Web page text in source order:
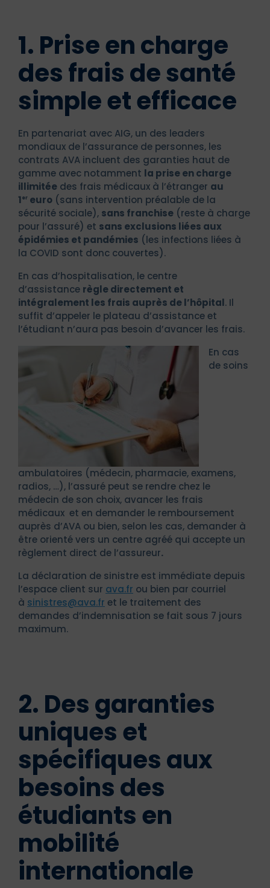
1. Prise en charge
des frais de santé
simple et efficace
En partenariat avec AIG, un des leaders
mondiaux de l’assurance de personnes, les
contrats AVA incluent des garanties haut de
gamme avec notamment la prise en charge
illimitée des frais médicaux à l’étranger au
1er euro (sans intervention préalable de la
sécurité sociale), sans franchise (reste à charge
pour l’assuré) et sans exclusions liées aux
épidémies et pandémies (les infections liées à
la COVID sont donc couvertes).
En cas d’hospitalisation, le centre
d’assistance règle directement et
intégralement les frais auprès de l’hôpital. Il
suffit d’appeler le plateau d’assistance et
l’étudiant n’aura pas besoin d’avancer les frais.
En cas
de soins
ambulatoires (médecin, pharmacie, examens,
radios, …), l’assuré peut se rendre chez le
médecin de son choix, avancer les frais
médicaux et en demander le remboursement
auprès d’AVA ou bien, selon les cas, demander à
être orienté vers un centre agréé qui accepte un
règlement direct de l’assureur.
La déclaration de sinistre est immédiate depuis
l’espace client sur ava.fr ou bien par courriel
à sinistres@ava.fr et le traitement des
demandes d’indemnisation se fait sous 7 jours
maximum.
2. Des garanties
uniques et
spécifiques aux
besoins des
étudiants en
mobilité
internationale